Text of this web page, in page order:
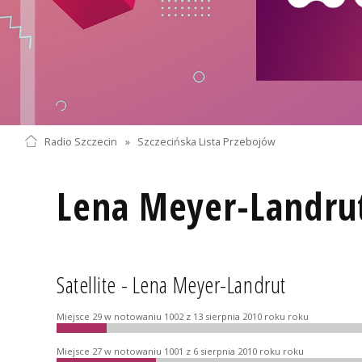
Radio Szczecin » Szczecińska Lista Przebojów
Lena Meyer-
Satellite - Lena Meyer-Landrut
Miejsce 29 w notowaniu 1002 z 13 sierpnia 2010 roku roku
Miejsce 27 w notowaniu 1001 z 6 sierpnia 2010 roku roku